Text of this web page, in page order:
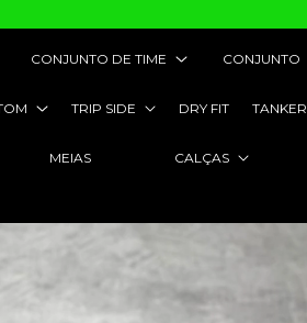
CONJUNTO DE TIME CONJUNTO
TRIP SIDE DRY FIT TANKER
MEIAS CALÇAS